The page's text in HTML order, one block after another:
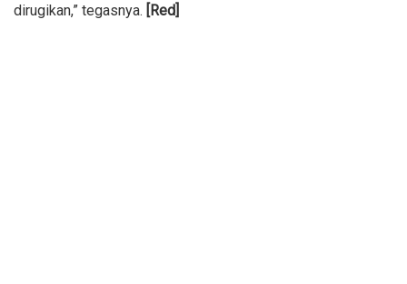
dirugikan,” tegasnya. [Red]